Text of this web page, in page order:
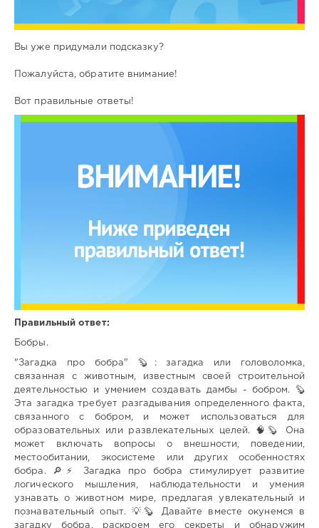
Вы уже придумали подсказку?
Пожалуйста, обратите внимание!
Вот правильные ответы!
Правильный ответ:
Бобры.
"Загадка про бобра" 🦫: загадка или головоломка,
связанная с животным, известным своей строительной
деятельностью и умением создавать дамбы - бобром. 🦫
Эта загадка требует разгадывания определенного факта,
связанного с бобром, и может использоваться для
образовательных или развлекательных целей. 🧠🦫 Она
может включать вопросы о внешности, поведении,
местообитании, экосистеме или других особенностях
бобра. 🔎⚡ Загадка про бобра стимулирует развитие
логического мышления, наблюдательности и умения
узнавать о животном мире, предлагая увлекательный и
познавательный опыт. 💡🦫 Давайте вместе окунемся в
загадку бобра, раскроем его секреты и обнаружим